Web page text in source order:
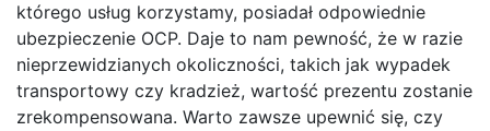
którego usług korzystamy, posiadał odpowiednie
ubezpieczenie OCP. Daje to nam pewność, że w razie
nieprzewidzianych okoliczności, takich jak wypadek
transportowy czy kradzież, wartość prezentu zostanie
zrekompensowana. Warto zawsze upewnić się, czy